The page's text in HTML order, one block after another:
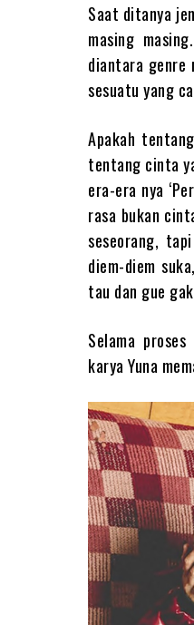
Saat ditanya
masing
diantara genre
sesuatu yang
Apakah
tentang cinta
era-era nya
rasa bukan
seseorang,
diem-diem
tau dan gue
Selama
karya Yuna